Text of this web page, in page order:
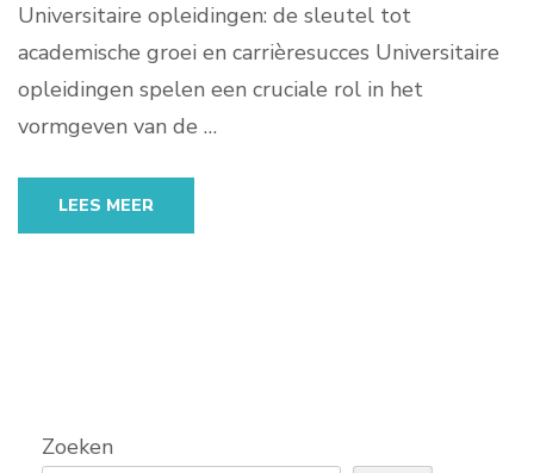
Universitaire opleidingen: de sleutel tot
academische groei en carrièresucces Universitaire
opleidingen spelen een cruciale rol in het
vormgeven van de …
LEES MEER
Zoeken